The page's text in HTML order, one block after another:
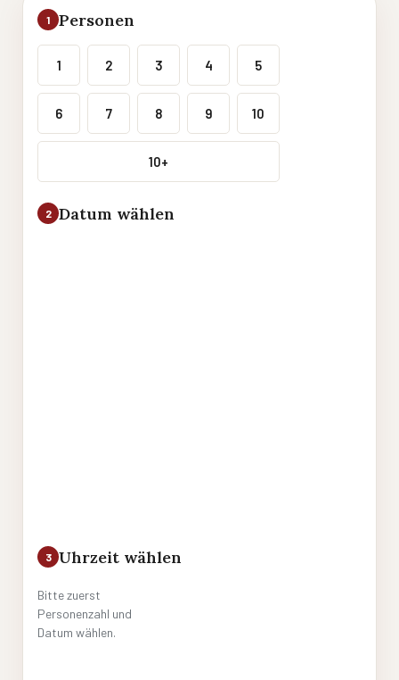
1 Personen
1 2 3 4 5
6 7 8 9 10
10+
2 Datum wählen
3 Uhrzeit wählen
Bitte zuerst
Personenzahl und
Datum wählen.